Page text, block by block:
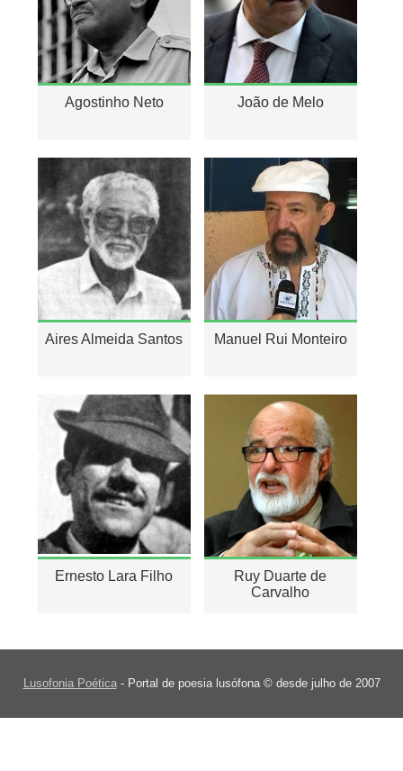
Agostinho Neto João de Melo
Aires Almeida Santos Manuel Rui Monteiro
Ernesto Lara Filho
Ruy Duarte de
Carvalho
Lusofonia Poética- Portal de poesia lusófona © desde julho de 2007